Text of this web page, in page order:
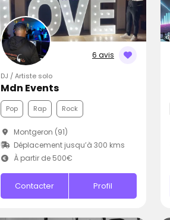
6 avis
DJ / Artiste solo
Mdn Events
Pop Rap Rock
Montgeron (91)
Déplacement jusqu’à 300 kms
À partir de 500€
Contacter Profil